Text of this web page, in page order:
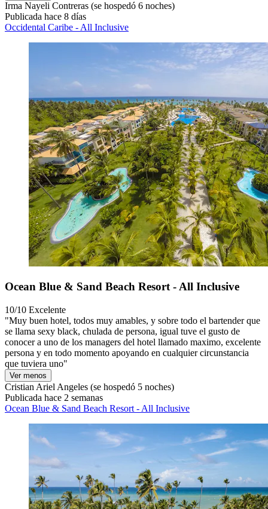
Irma Nayeli Contreras (se hospedó 6 noches)
Publicada hace 8 días
Occidental Caribe - All Inclusive
Ocean Blue & Sand Beach Resort - All Inclusive
10/10 Excelente
"Muy buen hotel, todos muy amables, y sobre todo el bartender que
se llama sexy black, chulada de persona, igual tuve el gusto de
conocer a uno de los managers del hotel llamado maximo, excelente
persona y en todo momento apoyando en cualquier circunstancia
que tuviera uno"
Ver menos
Cristian Ariel Angeles (se hospedó 5 noches)
Publicada hace 2 semanas
Ocean Blue & Sand Beach Resort - All Inclusive